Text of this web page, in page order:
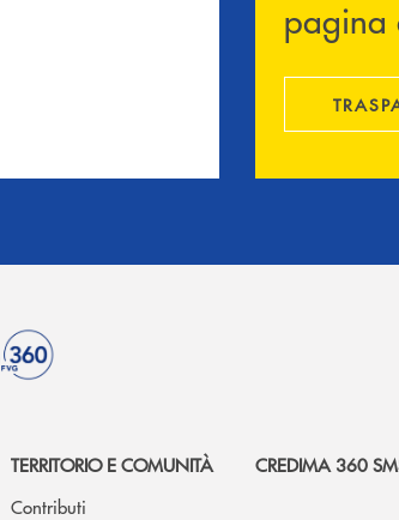
pagina
TERRITORIO E COMUNITÀ
Contributi
CREDIMA 360